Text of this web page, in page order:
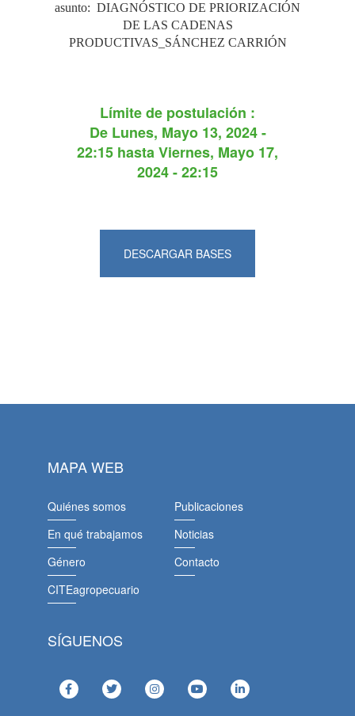
asunto: DIAGNÓSTICO DE PRIORIZACIÓN
DE LAS CADENAS
PRODUCTIVAS_SÁNCHEZ CARRIÓN
Límite de postulación :
De Lunes, Mayo 13, 2024 -
22:15 hastaViernes, Mayo 17,
2024 - 22:15
DESCARGAR BASES
MAPA WEB
Quiénes somos
En qué trabajamos
Género
CITEagropecuario
Publicaciones
Noticias
Contacto
SÍGUENOS